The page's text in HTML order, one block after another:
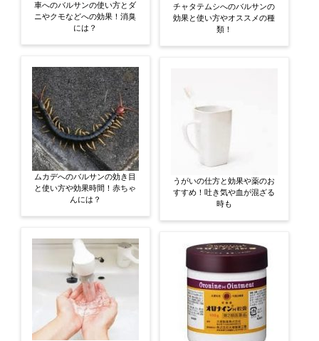
車へのバルサンの使い方とダ
ニやクモなどへの効果！消臭
には？
ムカデへのバルサンの効き目
と使い方や効果時間！赤ちゃ
んには？
チャタテムシへのバルサンの
効果と使い方やオススメの種
類！
うがいの仕方と効果や薬のお
すすめ！吐き気や血が混ざる
時も